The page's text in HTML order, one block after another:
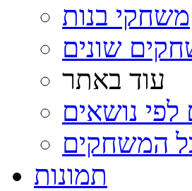
משחקי בנות
שונים
עוד באתר
נושאים
המשחקים
תמונות